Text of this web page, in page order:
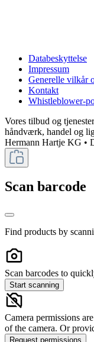
Databeskyttelse
Impressum
Generelle vilkår
Kontakt
Whistleblower-
Vores tilbud og
håndværk, handel og
Hermann Hartje KG •
Scan barcode
Find products by
Scan barcodes to
Start scanning
Camera permissions
of the camera. Or
Request permissions